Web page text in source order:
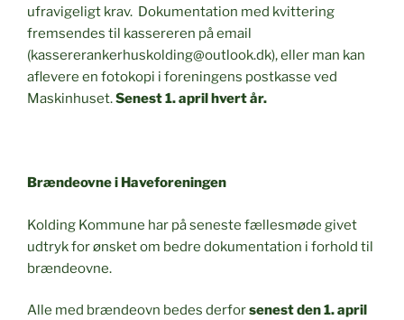
ufravigeligt krav. Dokumentation med kvittering
fremsendes til kassereren på email
(kassererankerhuskolding@outlook.dk), eller man kan
aflevere en fotokopi i foreningens postkasse ved
Maskinhuset.Senest 1. april hvert år.
Brændeovne i Haveforeningen
Kolding Kommune har på seneste fællesmøde givet
udtryk for ønsket om bedre dokumentation i forhold til
brændeovne.
Alle med brændeovn bedes derforsenest den 1. april